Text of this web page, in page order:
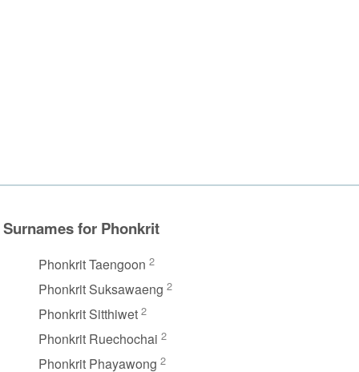
Surnames for Phonkrit
Phonkrit Taengoon 2
Phonkrit Suksawaeng 2
Phonkrit Sitthiwet 2
Phonkrit Ruechochai 2
Phonkrit Phayawong 2